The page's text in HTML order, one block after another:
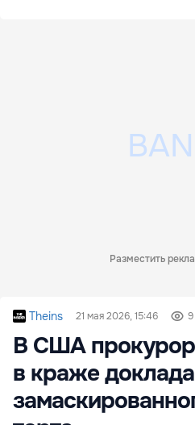
Разместить
Theins 21 мая 2026, 15:46 9
В США
в краже